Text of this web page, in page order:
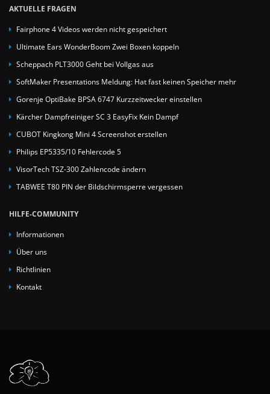
AKTUELLE FRAGEN
Fairphone 4 Videos werden nicht gespeichert
Ultimate Ears WonderBoom Zwei Boxen koppeln
Scheppach PLT3000 Geht bei Vollgas aus
SoftMaker Presentations Meldung: Hat fast keinen Speicher mehr
Gorenje OptiBake BPSA 6747 Kurzzeitwecker einstellen
Kärcher Dampfreiniger SC 3 EasyFix Kein Dampf
CUBOT Kingkong Mini 4 Screenshot erstellen
Philips EP5335/10 Fehlercode 5
VisorTech TSZ-300 Zahlencode ändern
TABWEE T80 PIN der Bildschirmsperre vergessen
HILFE-COMMUNITY
Informationen
Über uns
Richtlinien
Kontakt